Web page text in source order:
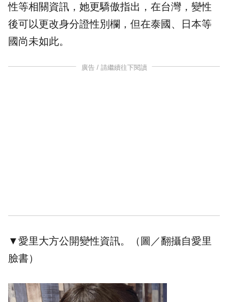
性等相關資訊，她更驕傲指出，在台灣，變性
後可以更改身分證性別欄，但在泰國、日本等
國尚未如此。
廣告 / 請繼續往下閱讀
▼愛里大方公開變性資訊。（圖／翻攝自愛里
臉書）